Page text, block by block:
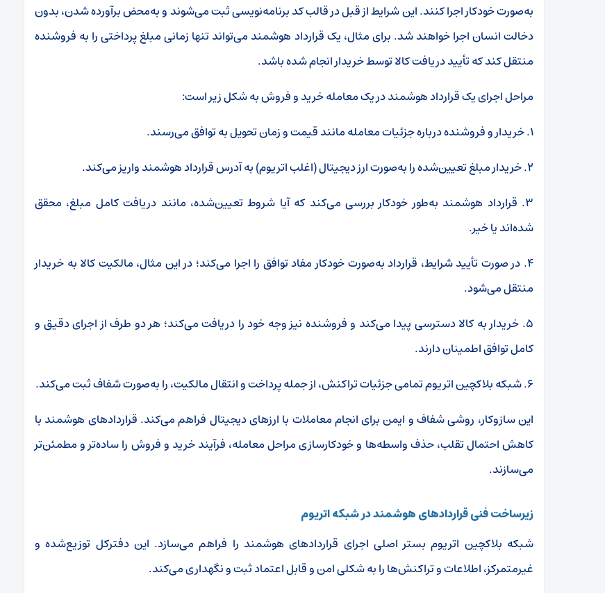
به‌صورت خودکار اجرا کنند. این شرایط از قبل در قالب کد برنامه‌نویسی ثبت می‌شوند و به‌محض برآورده شدن، بدون
دخالت انسان اجرا خواهند شد. برای مثال، یک قرارداد هوشمند می‌تواند تنها زمانی مبلغ پرداختی را به فروشنده
منتقل کند که تأیید دریافت کالا توسط خریدار انجام شده باشد.
مراحل اجرای یک قرارداد هوشمند در یک معامله خرید و فروش به شکل زیر است:
۱. خریدار و فروشنده درباره جزئیات معامله مانند قیمت و زمان تحویل به توافق می‌رسند.
۲. خریدار مبلغ تعیین‌شده را به‌صورت ارز دیجیتال (اغلب اتریوم) به آدرس قرارداد هوشمند واریز می‌کند.
۳. قرارداد هوشمند به‌طور خودکار بررسی می‌کند که آیا شروط تعیین‌شده، مانند دریافت کامل مبلغ، محقق
شده‌اند یا خیر.
۴. در صورت تأیید شرایط، قرارداد به‌صورت خودکار مفاد توافق را اجرا می‌کند؛ در این مثال، مالکیت کالا به خریدار
منتقل می‌شود.
۵. خریدار به کالا دسترسی پیدا می‌کند و فروشنده نیز وجه خود را دریافت می‌کند؛ هر دو طرف از اجرای دقیق و
کامل توافق اطمینان دارند.
۶. شبکه بلاکچین اتریوم تمامی جزئیات تراکنش، از جمله پرداخت و انتقال مالکیت، را به‌صورت شفاف ثبت می‌کند.
این سازوکار، روشی شفاف و ایمن برای انجام معاملات با ارزهای دیجیتال فراهم می‌کند. قراردادهای هوشمند با
کاهش احتمال تقلب، حذف واسطه‌ها و خودکارسازی مراحل معامله، فرآیند خرید و فروش را ساده‌تر و مطمئن‌تر
می‌سازند.
زیرساخت فنی قراردادهای هوشمند در شبکه اتریوم
شبکه بلاکچین اتریوم بستر اصلی اجرای قراردادهای هوشمند را فراهم می‌سازد. این دفترکل توزیع‌شده و
غیرمتمرکز، اطلاعات و تراکنش‌ها را به شکلی امن و قابل اعتماد ثبت و نگهداری می‌کند.